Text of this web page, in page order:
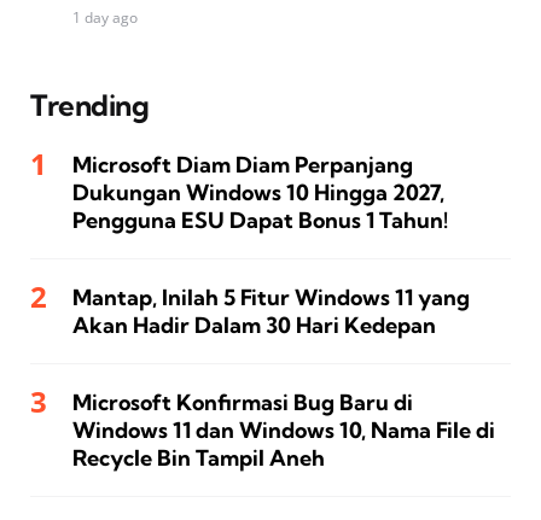
1 day ago
Trending
Microsoft Diam Diam Perpanjang
Dukungan Windows 10 Hingga 2027,
Pengguna ESU Dapat Bonus 1 Tahun!
Mantap, Inilah 5 Fitur Windows 11 yang
Akan Hadir Dalam 30 Hari Kedepan
Microsoft Konfirmasi Bug Baru di
Windows 11 dan Windows 10, Nama File di
Recycle Bin Tampil Aneh